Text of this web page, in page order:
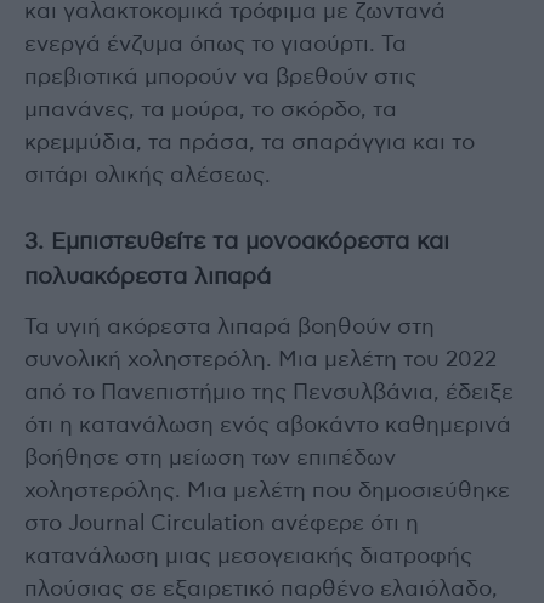
και γαλακτοκομικά τρόφιμα με ζωντανά
ενεργά ένζυμα όπως το γιαούρτι. Τα
πρεβιοτικά μπορούν να βρεθούν στις
μπανάνες, τα μούρα, το σκόρδο, τα
κρεμμύδια, τα πράσα, τα σπαράγγια και το
σιτάρι ολικής αλέσεως.
3. Εμπιστευθείτε τα μονοακόρεστα και
πολυακόρεστα λιπαρά
Τα υγιή ακόρεστα λιπαρά βοηθούν στη
συνολική χοληστερόλη. Μια μελέτη του 2022
από το Πανεπιστήμιο της Πενσυλβάνια, έδειξε
ότι η κατανάλωση ενός αβοκάντο καθημερινά
βοήθησε στη μείωση των επιπέδων
χοληστερόλης. Μια μελέτη που δημοσιεύθηκε
στο Journal Circulation ανέφερε ότι η
κατανάλωση μιας μεσογειακής διατροφής
πλούσιας σε εξαιρετικό παρθένο ελαιόλαδο,